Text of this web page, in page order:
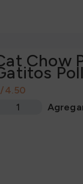
Chow